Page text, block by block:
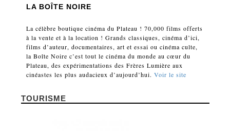
LA BOÎTE NOIRE
La célèbre boutique cinéma du Plateau ! 70,000 films offerts
à la vente et à la location ! Grands classiques, cinéma d’ici,
films d’auteur, documentaires, art et essai ou cinéma culte,
la Boîte Noire c’est tout le cinéma du monde au cœur du
Plateau, des expérimentations des Frères Lumière aux
cinéastes les plus audacieux d’aujourd’hui. Voir le site
TOURISME